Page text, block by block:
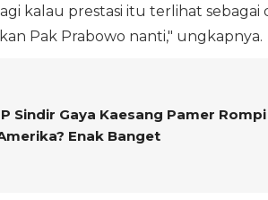
kalau prestasi itu terlihat
Pak Prabowo nanti," ungkapnya.
Sindir Gaya Kaesang Pamer
Enak Banget